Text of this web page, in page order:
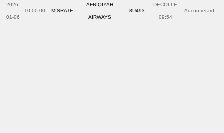
2026-
01-06
10:00:00 MISRATE
AFRIQIYAH
AIRWAYS
8U493
DECOLLE
09:54
Aucun retard